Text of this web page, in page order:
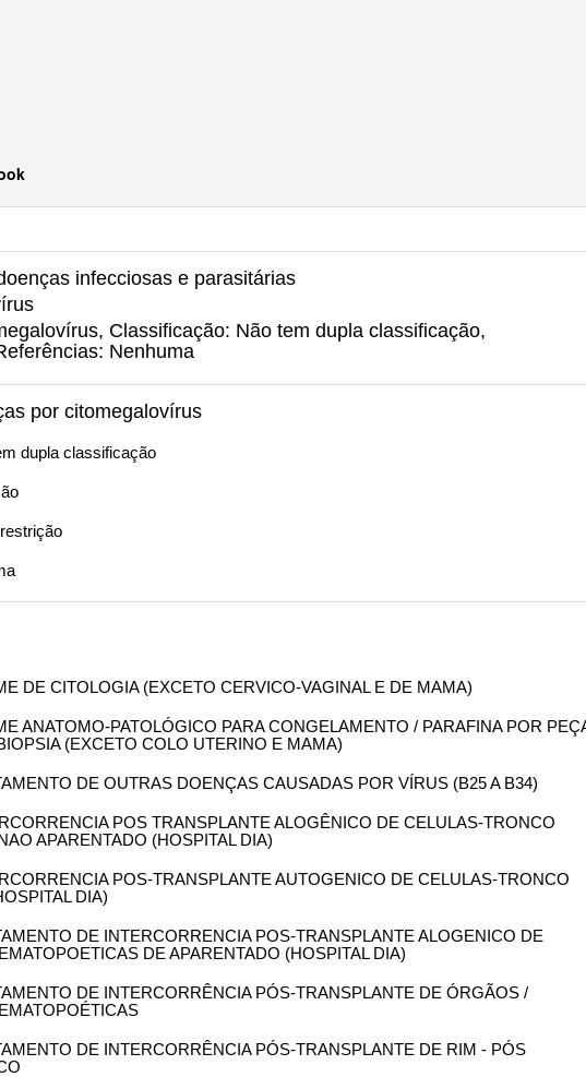
infecciosas e parasitárias
Classificação: Não tem dupla classificação,
Nenhuma
por citomegalovírus
dupla classificação
DE CITOLOGIA (EXCETO CERVICO-VAGINAL E DE MAMA)
ANATOMO-PATOLÓGICO PARA CONGELAMENTO / PARAFINA POR
(EXCETO COLO UTERINO E MAMA)
DE OUTRAS DOENÇAS CAUSADAS POR VÍRUS (B25 A B34)
POS TRANSPLANTE ALOGÊNICO DE CELULAS-TRONCO
APARENTADO (HOSPITAL DIA)
POS-TRANSPLANTE AUTOGENICO DE CELULAS-TRONCO
DIA)
DE INTERCORRENCIA POS-TRANSPLANTE ALOGENICO DE
DE APARENTADO (HOSPITAL DIA)
DE INTERCORRÊNCIA PÓS-TRANSPLANTE DE ÓRGÃOS /
DE INTERCORRÊNCIA PÓS-TRANSPLANTE DE RIM - PÓS